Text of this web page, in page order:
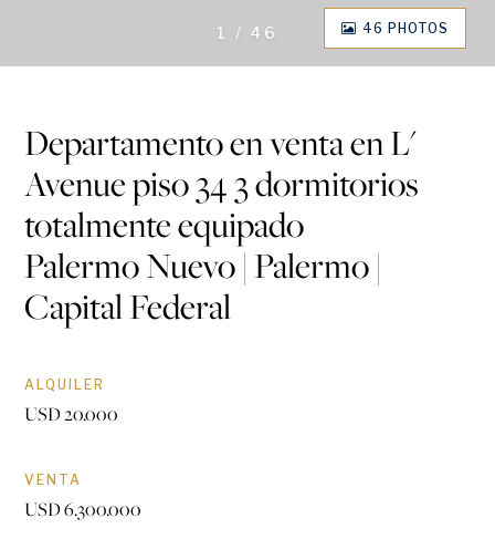
1 / 46 46 PHOTOS
Departamento en venta en L'
Avenue piso 34 3 dormitorios
totalmente equipado
Palermo Nuevo | Palermo |
Capital Federal
ALQUILER
USD 20.000
VENTA
USD 6.300.000